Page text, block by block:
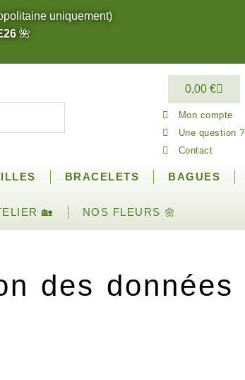
uniquement)
🌺
0,00 €
Mon compte
Une question ?
Contact
BRACELETS BAGUES
🏡 NOS FLEURS 🌼
des données